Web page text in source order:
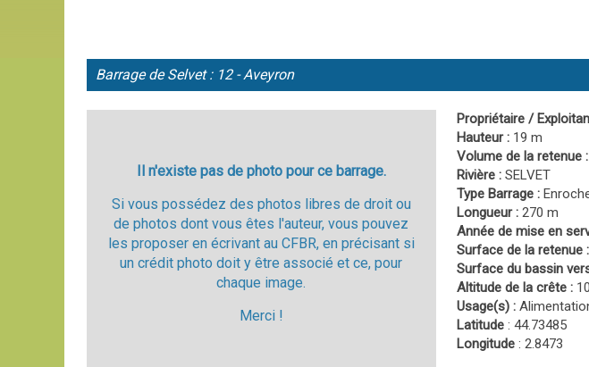
Barrage deSelvet : 12 - Aveyron
Il n'existe pas de photo pour ce barrage.
Si vous possédez des photos libres de droit ou
de photos dont vous êtes l'auteur, vous pouvez
les proposer en écrivant au CFBR, en précisant si
un crédit photo doit y être associé et ce, pour
chaque image.
Merci !
Propriétaire /
Hauteur : 19 m
Volume de la retenue :
Rivière : SELVET
Type Barrage :
Longueur : 270 m
Année de mise en
Surface de la retenue :
Surface du bassin
Altitude de la crête :
Usage(s) :
Latitude : 44.73485
Longitude : 2.8473